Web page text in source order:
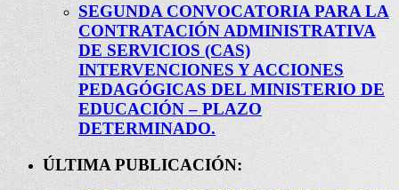
SEGUNDA CONVOCATORIA PARA LA
CONTRATACIÓN ADMINISTRATIVA
DE SERVICIOS (CAS)
INTERVENCIONES Y ACCIONES
PEDAGÓGICAS DEL MINISTERIO DE
EDUCACIÓN – PLAZO
DETERMINADO.
ÚLTIMA PUBLICACIÓN: